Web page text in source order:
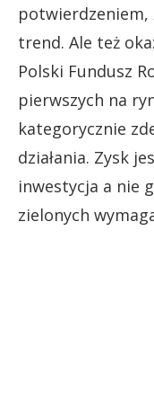
potwierdzeniem,
trend. Ale też
Polski Fundusz
pierwszych na
kategorycznie
działania. Zysk
inwestycja a nie
zielonych